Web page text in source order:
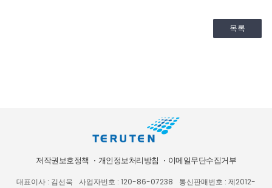
목록
저작권보호정책 개인정보처리방침 이메일무단수집거부
대표이사 : 김선욱 사업자번호 : 120-86-07238 통신판매번호 : 제2012-